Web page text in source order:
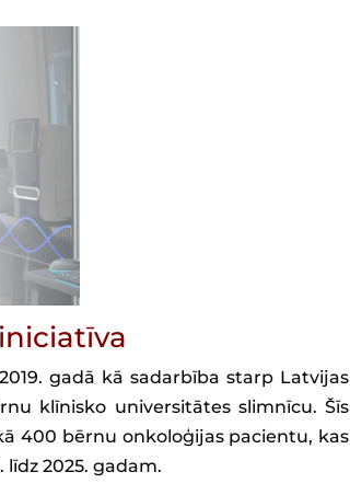
gadā kā sadarbība starp Latvijas
klīnisko universitātes slimnīcu. Šīs
400 bērnu onkoloģijas pacientu, kas
2025. gadam.